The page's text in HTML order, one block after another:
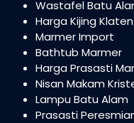
Wastafel Batu
Harga Kijing Klaten
Marmer Import
Bathtub Marmer
Harga Prasasti
Nisan Makam
Lampu Batu Alam
Prasasti